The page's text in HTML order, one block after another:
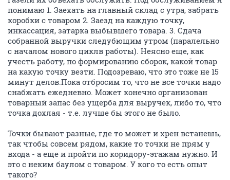
понимаю 1. Заехать на главный склад с утра, забрать
коробки с товаром 2. Заезд на каждую точку,
инкассация, затарка выбывшего товара. 3. Сдача
собранной выручки следубющим утром (паралельно
с началом нового циклв работы). Неясно еще, как
учесть работу, по формированию сборок, какой товар
на какую точку везти. Подозреваю, что это тоже не 15
минут делов.Пока отбросим то, что не все точки надо
снабжать ежедневно. Может конечно организован
товарный запас без ущерба для выручек, либо то, что
точка дохлая - т.е. лучше бы этого не было.
Точки бывают разные, где то может и хрен встанешь,
так чтобы совсем рядом, какие то точки не прям у
входа - а еще и пройти по коридору-этажам нужно. И
это с неким баулом с товаром. У кого то есть опыт
такого?